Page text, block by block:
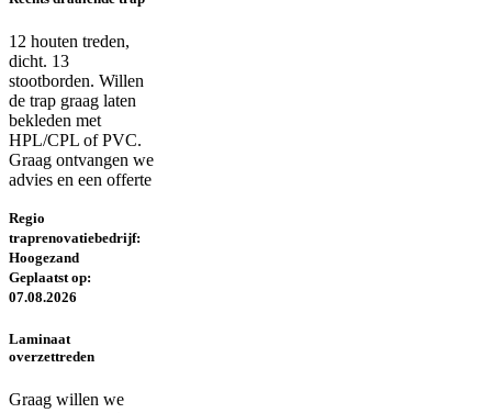
12 houten treden,
dicht. 13
stootborden. Willen
de trap graag laten
bekleden met
HPL/CPL of PVC.
Graag ontvangen we
advies en een offerte
Regio
traprenovatiebedrijf:
Hoogezand
Geplaatst op:
07.08.2026
Laminaat
overzettreden
Graag willen we